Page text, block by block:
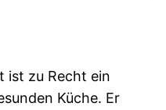
ist zu Recht ein
Küche. Er